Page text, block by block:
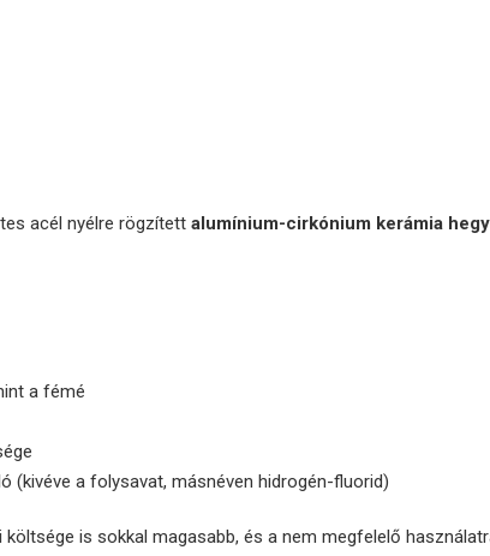
acél nyélre rögzített alumínium-cirkónium kerámia
a fémé
(kivéve a folysavat, másnéven hidrogén-fluorid)
is sokkal magasabb, és a nem megfelelő